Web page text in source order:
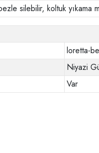
silebilir, koltuk yıkama
loretta-
Niyazi
Var